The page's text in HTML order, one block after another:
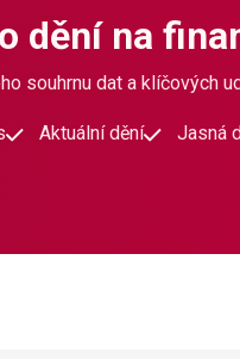
dění na
souhrnu dat a klíčových
Aktuální dění Jasná